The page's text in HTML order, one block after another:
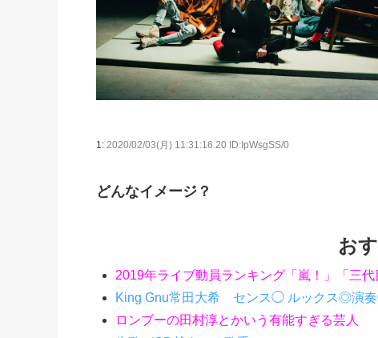
1: 2020/02/03(月) 11:31:16.20 ID:IpWsgSS/0
どんなイメージ？
お
2019年ライブ動員ランキング「嵐！」「三代
King Gnu常田大希 センス◯ ルックス◎演
ロンブーの田村淳とかいう有能すぎる芸人